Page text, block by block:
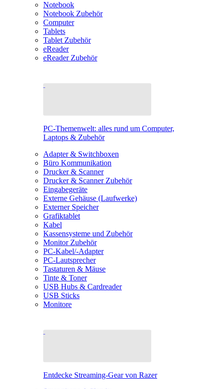
Notebook
Notebook Zubehör
Computer
Tablets
Tablet Zubehör
eReader
eReader Zubehör
PC-Themenwelt: alles rund um Computer,
Laptops & Zubehör
Adapter & Switchboxen
Büro Kommunikation
Drucker & Scanner
Drucker & Scanner Zubehör
Eingabegeräte
Externe Gehäuse (Laufwerke)
Externer Speicher
Grafiktablet
Kabel
Kassensysteme und Zubehör
Monitor Zubehör
PC-Kabel/-Adapter
PC-Lautsprecher
Tastaturen & Mäuse
Tinte & Toner
USB Hubs & Cardreader
USB Sticks
Monitore
Entdecke Streaming-Gear von Razer